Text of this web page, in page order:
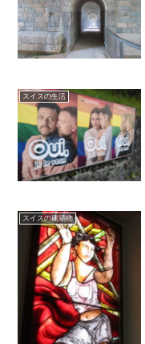
スイスの生活
スイスの建築物